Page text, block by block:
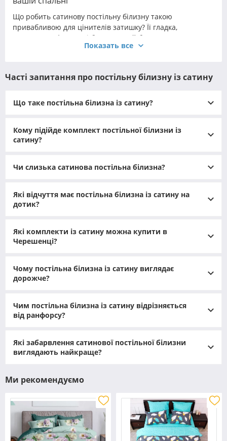
Що робить сатинову постільну білизну такою
привабливою для цінителів затишку? Її гладка,
шовковиста фактура і благородний блиск миттєво
перетворюють спальню, надаючи їй нотки елегантності
шовку, тому кожне дотикання до такої тканини дарує
прагне оновити інтер’єр спальні саме сатиновими
плетіння, що має характерний шовковистий блиск.
Особливо затребувані великі комплекти постільної
сатин ідеально підходить для великих ліжок. При цьому
купити постільну білизну сатин від виробника за
доступною ціною.
Переваги сатинової постільної білизни
Показать все
Часті запитання про постільну білизну із сатину
Що таке постільна білизна із сатину?
Кому підійде комплект постільної білизни із
сатину?
Чи слизька сатинова постільна білизна?
Які відчуття має постільна білизна із сатину на
дотик?
Які комплекти із сатину можна купити в
Черешенці?
Чому постільна білизна із сатину виглядає
дорожче?
Чим постільна білизна із сатину відрізняється
від ранфорсу?
Які забарвлення сатинової постільної білизни
виглядають найкраще?
Ми рекомендуємо